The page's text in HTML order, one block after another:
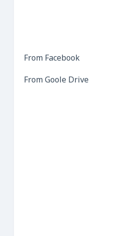
From Facebook
From Goole Drive